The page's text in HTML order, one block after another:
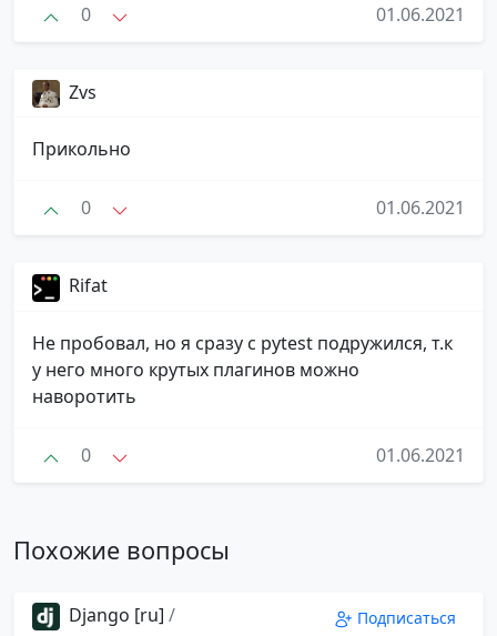
0 01.06.2021
Zvs
Прикольно
0 01.06.2021
Rifat
Не пробовал, но я сразу с pytest подружился, т.к
у него много крутых плагинов можно
наворотить
0 01.06.2021
Похожие вопросы
Django [ru] /
Подписаться